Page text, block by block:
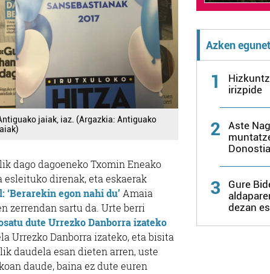
jaiak, iaz. (Argazkia: Antiguako
dago dagoeneko Txomin Eneako
esleituko direnak, eta eskaerak
‘Berarekin egon nahi du’ Amaia
zerrendan sartu da. Urte berri
dute Urrezko Danborra izateko
Urrezko Danborra izateko, eta bisita
daudela esan dieten arren, uste
daude, baina ez dute euren
Azken
1
irizpide
2
Aste
3
Gure
dezan